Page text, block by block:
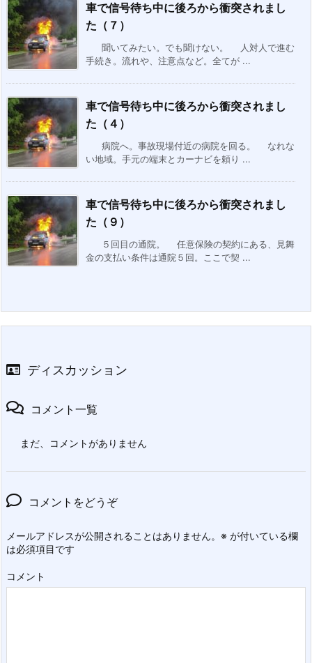
車で信号待ち中に後ろから衝突されまし
た（７）
聞いてみたい。でも聞けない。 人対人で進む
手続き。流れや、注意点など。全てが ...
車で信号待ち中に後ろから衝突されまし
た（４）
病院へ。事故現場付近の病院を回る。 なれな
い地域。手元の端末とカーナビを頼り ...
車で信号待ち中に後ろから衝突されまし
た（９）
５回目の通院。 任意保険の契約にある、見舞
金の支払い条件は通院５回。ここで契 ...
ディスカッション
コメント一覧
まだ、コメントがありません
コメントをどうぞ
メールアドレスが公開されることはありません。 ※ が付いている欄
は必須項目です
コメント